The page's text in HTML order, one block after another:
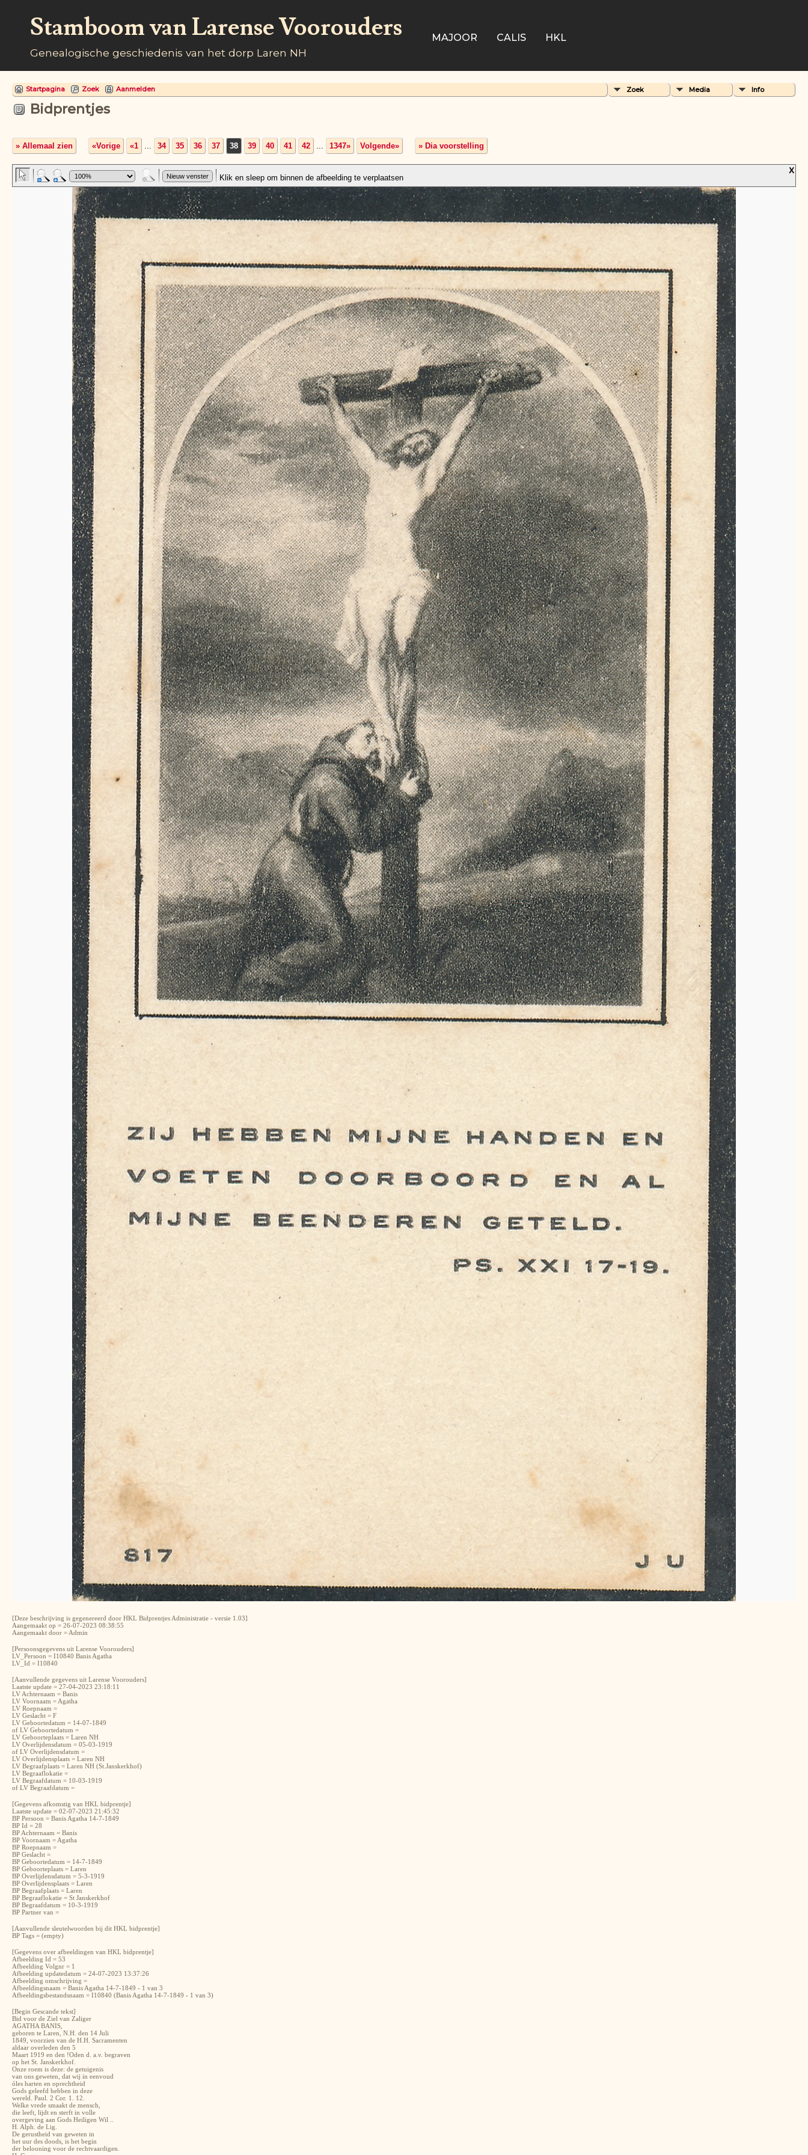
Stamboom van Larense Voorouders
Genealogische geschiedenis van het dorp Laren NH
MAJOOR CALIS HKL
Startpagina Zoek Aanmelden Zoek Media Info
Bidprentjes
» Allemaal zien «Vorige «1 ... 34 35 36 37 38 39 40 41 42 ... 1347» Volgende» » Dia voorstelling
[Deze beschrijving is gegenereerd door HKL Bidprentjes Administratie - versie 1.03]
Aangemaakt op = 26-07-2023 08:38:55
Aangemaakt door = Admin
[Persoonsgegevens uit Larense Voorouders]
LV_Persoon = I10840 Banis Agatha
LV_Id = I10840
[Aanvullende gegevens uit Larense Voorouders]
Laatste update = 27-04-2023 23:18:11
LV Achternaam = Banis
LV Voornaam = Agatha
LV Roepnaam =
LV Geslacht = F
LV Geboortedatum = 14-07-1849
of LV Geboortedatum =
LV Geboorteplaats = Laren NH
LV Overlijdensdatum = 05-03-1919
of LV Overlijdensdatum =
LV Overlijdensplaats = Laren NH
LV Begraafplaats = Laren NH (St.Janskerkhof)
LV Begraaflokatie =
LV Begraafdatum = 10-03-1919
of LV Begraafdatum =
[Gegevens afkomstig van HKL bidprentje]
Laatste update = 02-07-2023 21:45:32
BP Persoon = Banis Agatha 14-7-1849
BP Id = 28
BP Achternaam = Banis
BP Voornaam = Agatha
BP Roepnaam =
BP Geslacht =
BP Geboortedatum = 14-7-1849
BP Geboorteplaats = Laren
BP Overlijdensdatum = 5-3-1919
BP Overlijdensplaats = Laren
BP Begraafplaats = Laren
BP Begraaflokatie = St Janskerkhof
BP Begraafdatum = 10-3-1919
BP Partner van =
[Aanvullende sleutelwoorden bij dit HKL bidprentje]
BP Tags = (empty)
[Gegevens over afbeeldingen van HKL bidprentje]
Afbeelding Id = 53
Afbeelding Volgnr = 1
Afbeelding updatedatum = 24-07-2023 13:37:26
Afbeelding omschrijving =
Afbeeldingsnaam = Banis Agatha 14-7-1849 - 1 van 3
Afbeeldingsbestandsnaam = I10840 (Banis Agatha 14-7-1849 - 1 van 3)
[Begin Gescande tekst]
Bid voor de Ziel van Zaliger
AGATHA BANIS,
geboren te Laren, N.H. den 14 Juli
1849, voorzien van de H.H. Sacramenten
aldaar overleden den 5
Maart 1919 en den !Oden d. a.v. begraven
op het St. Janskerkhof.
Onze roem is deze: de getuigenis
van ons geweten, dat wij in eenvoud
óles harten en oprechtheid
Gods geleefd hebben in deze
wereld. Paul. 2 Cor. 1. 12.
Welke vrede smaakt de mensch,
die leeft, lijdt en sterft in volle
overgeving aan Gods Heiligen Wil ..
H. Alph. de Lig.
De gerustheid van geweten in
het uur des doods, is het begin
der belooning voor de rechtvaardigen.